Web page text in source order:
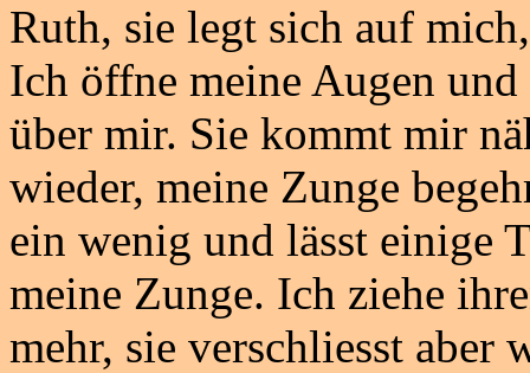
Ruth, sie legt sich auf
Ich öffne meine Augen und
über mir. Sie kommt mir
wieder, meine Zunge
ein wenig und lässt einige
meine Zunge. Ich ziehe
mehr, sie verschliesst aber